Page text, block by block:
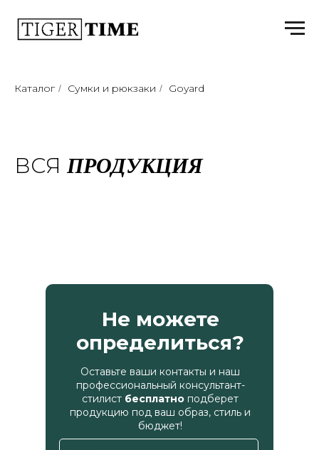
Каталог / Сумки и рюкзаки / Goyard
ВСЯПРОДУКЦИЯ
Не можете
определиться?
Оставьте ваши контакты и наш
профессиональный консультант-
стилист бесплатно подберет
продукцию под ваш образ, стиль и
бюджет!